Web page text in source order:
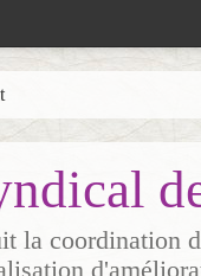
la coordination